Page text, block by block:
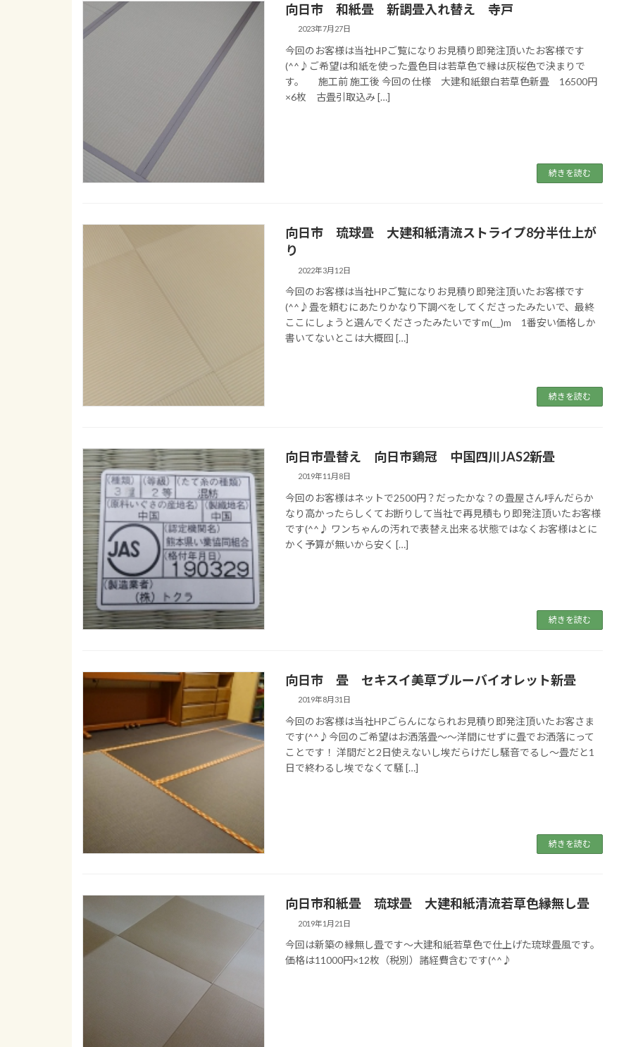
向日市 和紙畳 新調畳入れ替え 寺戸
2023年7月27日
今回のお客様は当社HPご覧になりお見積り即発注頂いたお客様です
(^^♪ご希望は和紙を使った畳色目は若草色で縁は灰桜色で決まりで
す。 施工前 施工後 今回の仕様 大建和紙銀白若草色新畳 16500円
×6枚 古畳引取込み […]
続きを読む
向日市 琉球畳 大建和紙清流ストライプ8分半仕上が
り
2022年3月12日
今回のお客様は当社HPご覧になりお見積り即発注頂いたお客様です
(^^♪畳を頼むにあたりかなり下調べをしてくださったみたいで、最終
ここにしょうと選んでくださったみたいですm(__)m 1番安い価格しか
書いてないとこは大概囮 […]
続きを読む
向日市畳替え 向日市鶏冠 中国四川JAS2新畳
2019年11月8日
今回のお客様はネットで2500円？だったかな？の畳屋さん呼んだらか
なり高かったらしくてお断りして当社で再見積もり即発注頂いたお客様
です(^^♪ ワンちゃんの汚れで表替え出来る状態ではなくお客様はとに
かく予算が無いから安く […]
続きを読む
向日市 畳 セキスイ美草ブルーバイオレット新畳
2019年8月31日
今回のお客様は当社HPごらんになられお見積り即発注頂いたお客さま
です(^^♪今回のご希望はお洒落畳～～洋間にせずに畳でお洒落にって
ことです！ 洋間だと2日使えないし埃だらけだし騒音でるし～畳だと1
日で終わるし埃でなくて騒 […]
続きを読む
向日市和紙畳 琉球畳 大建和紙清流若草色縁無し畳
2019年1月21日
今回は新築の縁無し畳です～大建和紙若草色で仕上げた琉球畳風です。
価格は11000円×12枚（税別）諸経費含むです(^^♪